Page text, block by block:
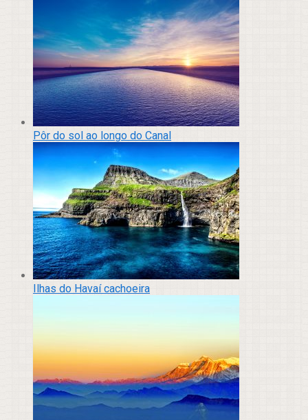
Pôr do sol ao longo do Canal
Ilhas do Havaí cachoeira